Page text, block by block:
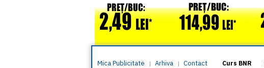
Mica Publicitate | Arhiva | Contact Curs BNR